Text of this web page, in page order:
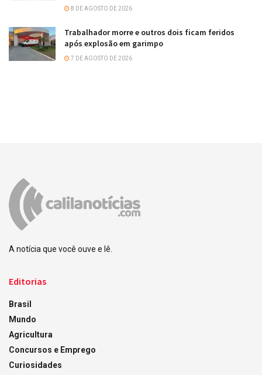
8 DE AGOSTO DE 2026
Trabalhador morre e outros dois ficam feridos
após explosão em garimpo
7 DE AGOSTO DE 2026
A notícia que você ouve e lê.
Editorias
Brasil
Mundo
Agricultura
Concursos e Emprego
Curiosidades